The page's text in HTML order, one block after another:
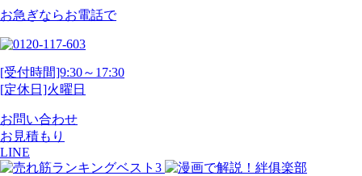
お急ぎならお電話で
[受付時間]9:30～17:30
[定休日]火曜日
お問い合わせ
お見積もり
LINE